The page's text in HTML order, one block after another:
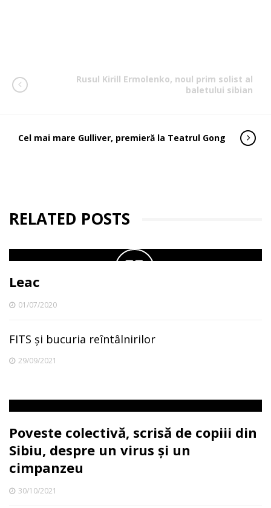
Rusul Kirill Ermolenko, noul prim solist al
baletului sibian
Cel mai mare Gulliver, premieră la Teatrul Gong
RELATED POSTS
Leac
01/07/2020
FITS și bucuria reîntâlnirilor
29/09/2021
Poveste colectivă, scrisă de copiii din
Sibiu, despre un virus și un
cimpanzeu
30/10/2021